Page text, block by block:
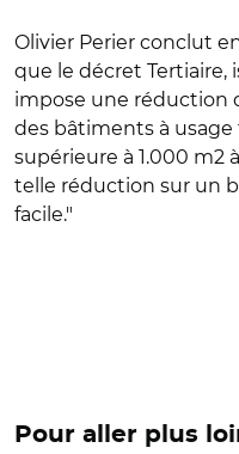
Olivier Perier conclut
que le décret Tertiaire,
impose une réduction
des bâtiments à
supérieure à 1.000 m2
telle réduction sur un
facile."
Pour aller plus